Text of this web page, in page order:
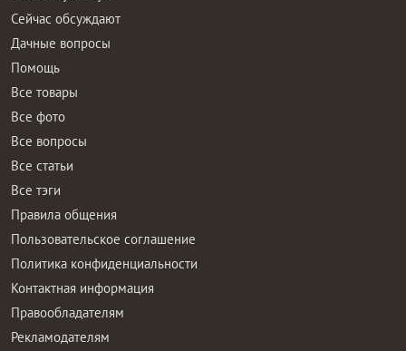
Сейчас обсуждают
Дачные вопросы
Помощь
Все товары
Все фото
Все вопросы
Все статьи
Все тэги
Правила общения
Пользовательское соглашение
Политика конфиденциальности
Контактная информация
Правообладателям
Рекламодателям